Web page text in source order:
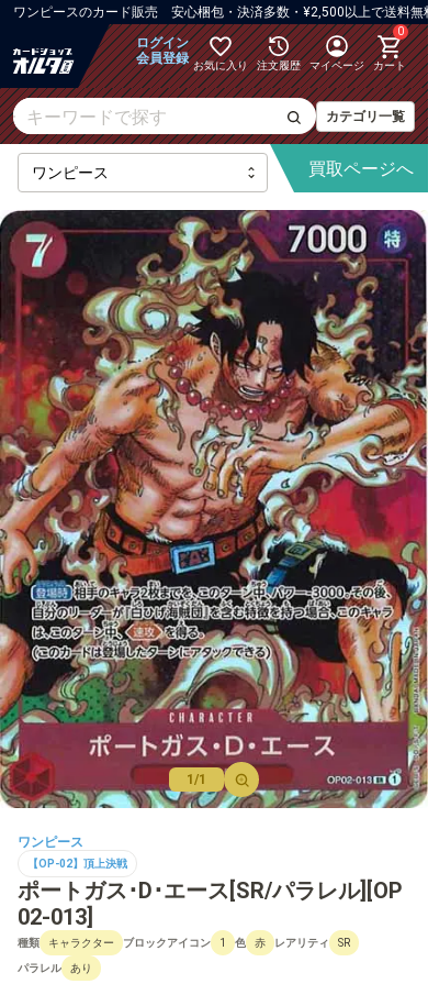
ワンピースのカード販売 安心梱包・決済多数・¥2,500以上で送料無料
ログイン
会員登録 お気に入り 注文履歴 マイページ
0
カート
カテゴリ一覧
【OP-16】決戦の刻
【OP-15】神の島の冒険
【OP-14】蒼海の七傑
【OP-13】受け継がれる意志
【PRB-02】ONE PIECE CARD THE BEST vol.2
【OP-12】師弟の絆
【OP-11】神速の拳
【OP-10】王族の血統
【OP-09】新たなる皇帝
【PRB-01】ONE PIECE CARD THE BEST
【OP-08】二つの伝説
【OP-07】500年後の未来
【OP-06】双璧の覇者
【OP-05】新時代の主役
【OP-04】謀略の王国
【OP-03】強大な敵
【OP-02】頂上決戦
買取ページへ
1/1
ワンピース
【OP-02】頂上決戦
ポートガス･D･エース[SR/パラレル][OP
02-013]
種類 キャラクター ブロックアイコン 1 色 赤 レアリティ SR
パラレル あり